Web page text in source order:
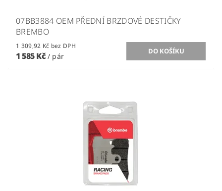
07BB3884 OEM PŘEDNÍ BRZDOVÉ DESTIČKY
BREMBO
1 309,92 Kč bez DPH
1 585 Kč / pár